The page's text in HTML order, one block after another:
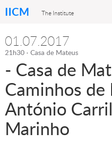
IICM The Institute
01.07.2017
21h30 · Casa de Mateus
- Casa de
Caminhos de
António
Marinho